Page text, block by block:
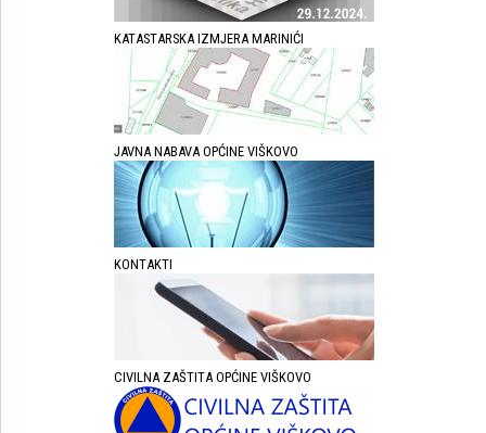
KATASTARSKA IZMJERA MARINIĆI
JAVNA NABAVA OPĆINE VIŠKOVO
KONTAKTI
CIVILNA ZAŠTITA OPĆINE VIŠKOVO